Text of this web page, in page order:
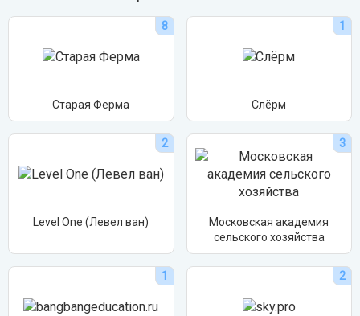
8
Старая Ферма
1
Слёрм
2
Level One (Левел ван)
3
Московская академия
сельского хозяйства
1 2